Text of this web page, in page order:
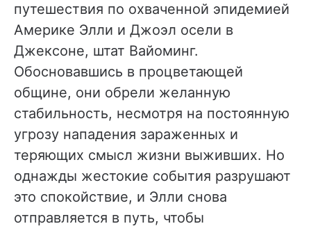
путешествия по охваченной эпидемией
Америке Элли и Джоэл осели в
Джексоне, штат Вайоминг.
Обосновавшись в процветающей
общине, они обрели желанную
стабильность, несмотря на постоянную
угрозу нападения зараженных и
теряющих смысл жизни выживших. Но
однажды жестокие события разрушают
это спокойствие, и Элли снова
отправляется в путь, чтобы